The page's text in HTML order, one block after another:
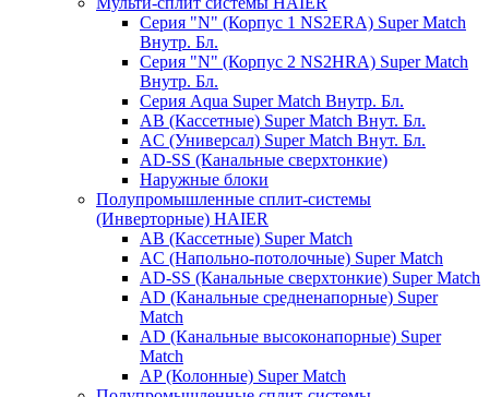
Серия "N" (Корпус 1 NS2ERA) Super Match
Внутр. Бл.
Серия "N" (Корпус 2 NS2HRA) Super Match
Внутр. Бл.
Серия Aqua Super Match Внутр. Бл.
AB (Кассетные) Super Match Внут. Бл.
AC (Универсал) Super Match Внут. Бл.
AD-SS (Канальные сверхтонкие)
Наружные блоки
Полупромышленные сплит-системы
(Инверторные) HAIER
AB (Кассетные) Super Match
AC (Напольно-потолочные) Super Match
AD-SS (Канальные сверхтонкие) Super Match
AD (Канальные средненапорные) Super
Match
AD (Канальные высоконапорные) Super
Match
AP (Колонные) Super Match